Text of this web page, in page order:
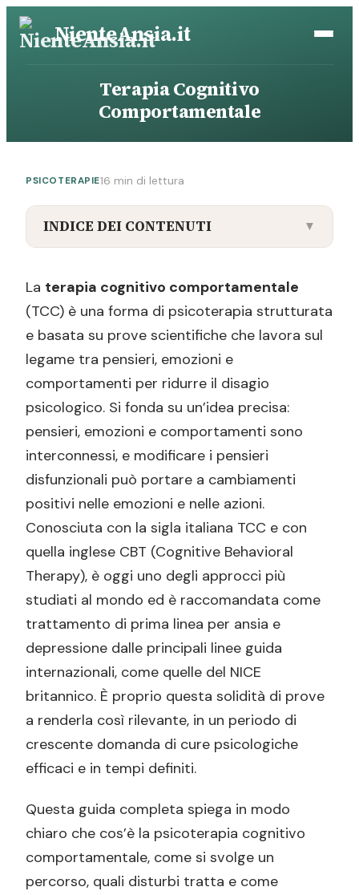
Vai
NienteAnsia.it
Terapia Cognitivo
Comportamentale
PSICOTERAPIE16 min di lettura
INDICE DEI CONTENUTI ▼
comportamentale
Le origini storiche: comportamentismo e
cognitivismo
Le diverse anime della TCC: razionalista e
costruttivista
Perché scegliere la terapia cognitivo
comportamentale
Principi fondamentali del modello cognitivo
comportamentale
Collaborazione e orientamento agli
obiettivi
Tecniche e interventi della terapia
cognitiva
Disturbi trattati con la terapia cognitivo
comportamentale
Come si svolge un percorso di psicoterapia
cognitivo comportamentale
Storia e autori chiave: Aaron T. Beck e
Albert Ellis
Aaron T. Beck
Albert Ellis
Prove di efficacia della terapia cognitivo
comportamentale
La terapia cognitivo comportamentale
(TCC) è una forma di psicoterapia strutturata
e basata su prove scientifiche che lavora sul
legame tra pensieri, emozioni e
comportamenti per ridurre il disagio
psicologico. Si fonda su un’idea precisa:
pensieri, emozioni e comportamenti sono
interconnessi, e modificare i pensieri
disfunzionali può portare a cambiamenti
positivi nelle emozioni e nelle azioni.
Conosciuta con la sigla italiana TCC e con
quella inglese CBT (Cognitive Behavioral
Therapy), è oggi uno degli approcci più
studiati al mondo ed è raccomandata come
trattamento di prima linea per ansia e
depressione dalle principali linee guida
internazionali, come quelle del NICE
britannico. È proprio questa solidità di prove
a renderla così rilevante, in un periodo di
crescente domanda di cure psicologiche
efficaci e in tempi definiti.
Questa guida completa spiega in modo
chiaro che cos’è la psicoterapia cognitivo
comportamentale, come si svolge un
percorso, quali disturbi tratta e come